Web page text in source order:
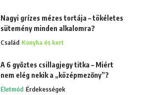
Nagyi grízes mézes tortája – tökéletes
sütemény minden alkalomra?
Család Konyha és kert
A 6 győztes csillagjegy titka – Miért
nem elég nekik a „középmezőny”?
Életmód Érdekességek